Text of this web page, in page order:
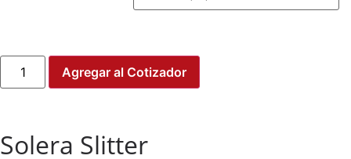
Agregar al Cotizador
Solera Slitter